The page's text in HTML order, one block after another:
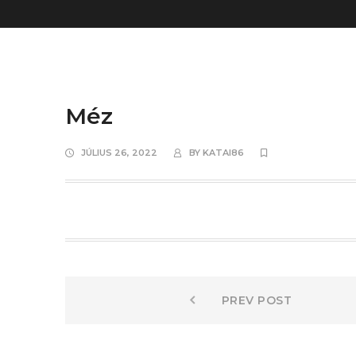
Méz
JÚLIUS 26, 2022 BY KATAI86
Bejegyzés
PREV POST